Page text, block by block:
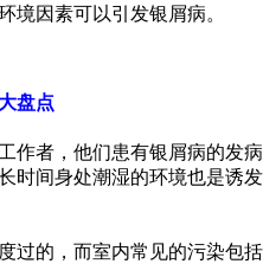
境因素可以引发银屑病。
盘点
作者，他们患有银屑病的发病
时间身处潮湿的环境也是诱发
过的，而室内常见的污染包括